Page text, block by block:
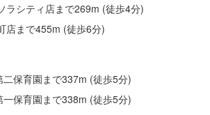
ラシティ店まで269m (徒歩4分)
店まで455m (徒歩6分)
二保育園まで337m (徒歩5分)
一保育園まで338m (徒歩5分)